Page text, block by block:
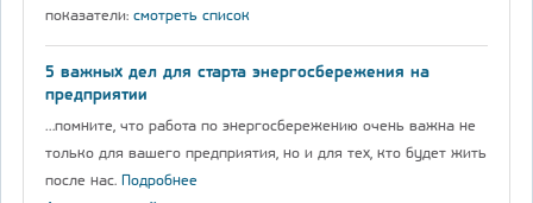
показатели: смотреть список
5 важных дел для старта энергосбережения на
предприятии
…помните, что работа по энергосбережению очень важна не
только для вашего предприятия, но и для тех, кто будет жить
после нас. Подробнее